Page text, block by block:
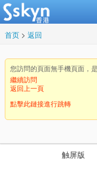
首页 > 返回
您訪問的頁面無手機頁面，
繼續訪問
返回上一頁
點擊此鏈接進行跳轉
触屏版